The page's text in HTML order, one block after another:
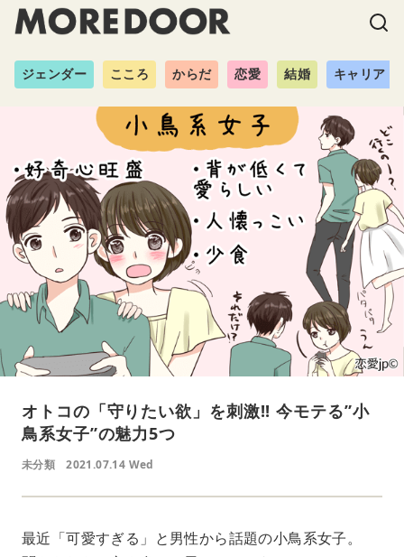
ジェンダー こころ からだ 恋愛 結婚 キャリア
オトコの「守りたい欲」を刺激!! 今モテる”小
鳥系女子”の魅力5つ
未分類 2021.07.14 Wed
最近「可愛すぎる」と男性から話題の小鳥系女子。